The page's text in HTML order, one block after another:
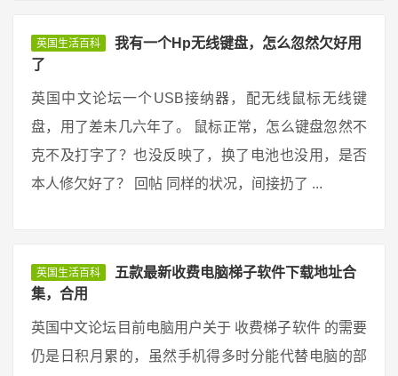
英国生活百科
我有一个Hp无线键盘，怎么忽然欠好用
了
英国中文论坛一个USB接纳器，配无线鼠标无线键
盘，用了差未几六年了。 鼠标正常，怎么键盘忽然不
克不及打字了？也没反映了，换了电池也没用，是否
本人修欠好了？ 回帖 同样的状况，间接扔了 ...
英国生活百科
五款最新收费电脑梯子软件下载地址合
集，合用
英国中文论坛目前电脑用户关于 收费梯子软件 的需要
仍是日积月累的，虽然手机得多时分能代替电脑的部